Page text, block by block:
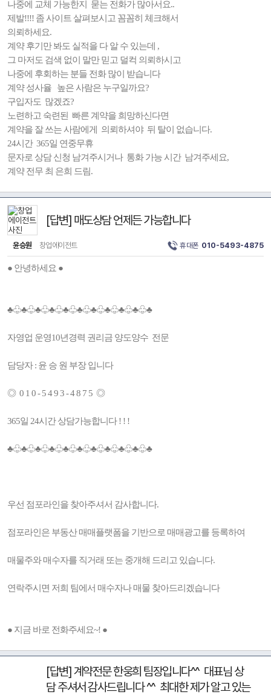
나중에 교체 가능한지 묻는 전화가 많아서요..
제발!!!! 좀 사이트 살펴보시고 꼼꼼히 체크해서
의뢰하세요.
계약 후기만 봐도 실적을 다 알 수 있는데 ,
그 마저도 검색 없이 말만 믿고 덜컥 의뢰하시고
나중에 후회하는 분들 전화 많이 받습니다
계약 성사율 높은 사람은 누구일까요?
구입자도 많겠죠?
노련하고 숙련된 빠른 계약을 희망하신다면
계약을 잘 쓰는 사람에게 의뢰하셔야 뒤 탈이 없습니다.
24시간 365일 연중무휴
문자로 상담 신청 남겨주시거나 통화 가능 시간 남겨주세요,
계약 전무 최 은희 드림.
[답변] 매도상담 언제든 가능합니다
윤승원 창업에이전트 휴대폰 010-5493-4875
● 안녕하세요 ●
♣♧♣♧♣♧♣♧♣♧♣♧♣♧♣♧♣♧♣♧♣
자영업 운영10년경력 권리금 양도양수 전문
담당자 : 윤 승 원 부장 입니다
◎ 0 1 0 - 5 4 9 3 - 4 8 7 5 ◎
365일 24시간 상담가능합니다 ! ! !
♣♧♣♧♣♧♣♧♣♧♣♧♣♧♣♧♣♧♣♧♣
우선 점포라인을 찾아주셔서 감사합니다.
점포라인은 부동산 매매플랫폼을 기반으로 매매광고를 등록하여
매물주와 매수자를 직거래 또는 중개해 드리고 있습니다.
연락주시면 저희 팀에서 매수자나 매물 찾아드리겠습니다
● 지금 바로 전화주세요~! ●
[답변] 계약전문 한웅희 팀장입니다^^ 대표님 상
담 주셔서 감사드립니다 ^^ 최대한 제가 알고 있는